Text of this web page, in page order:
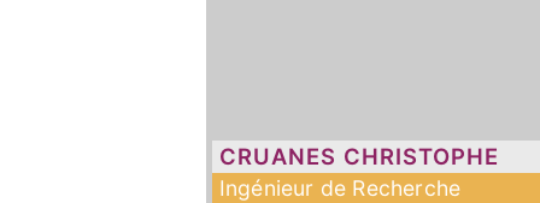
CRUANES CHRISTOPHE
Ingénieur de Recherche